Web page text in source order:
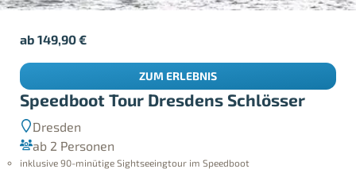
Speedboot Tour Dresdens Schlösser
Dresden
ab 2 Personen
inklusive 90-minütige Sightseeingtour im Speedboot
ab149,90€
ZUM ERLEBNIS